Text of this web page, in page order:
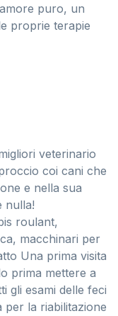
puro, un
proprie terapie
veterinario
coi cani che
e nella sua
nulla!
roulant,
macchinari per
Una prima visita
prima mettere a
gli esami delle feci
per la riabilitazione